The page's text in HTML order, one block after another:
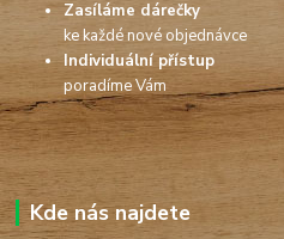
Zasíláme dárečky
ke každé nové objednávce
Individuální přístup
poradíme Vám
Kde nás najdete